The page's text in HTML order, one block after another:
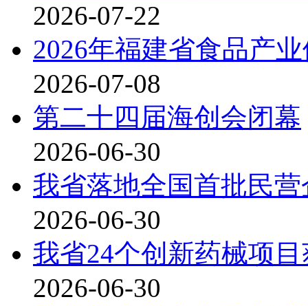
2026-07-22
2026年福建省食品产
2026-07-08
第二十四届海创会闭幕
2026-06-30
我省落地全国首批民
2026-06-30
我省24个创新药械项
2026-06-30